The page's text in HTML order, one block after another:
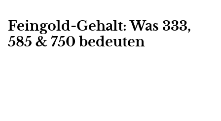
Feingold-Gehalt: Was 333,
585 & 750 bedeuten